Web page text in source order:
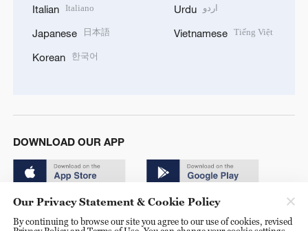
Italian Italiano
Japanese 日本語
Korean 한국어
Urdu اردو
Vietnamese Tiếng Việt
DOWNLOAD OUR APP
Our Privacy Statement & Cookie Policy
By continuing to browse our site you agree to our use of cookies, revised